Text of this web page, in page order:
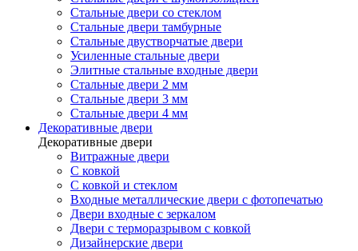
Стальные двери со стеклом
Стальные двери тамбурные
Стальные двустворчатые двери
Усиленные стальные двери
Элитные стальные входные двери
Стальные двери 2 мм
Стальные двери 3 мм
Стальные двери 4 мм
Декоративные двери
Декоративные двери
Витражные двери
С ковкой
С ковкой и стеклом
Входные металлические двери с фотопечатью
Двери входные с зеркалом
Двери с терморазрывом с ковкой
Дизайнерские двери